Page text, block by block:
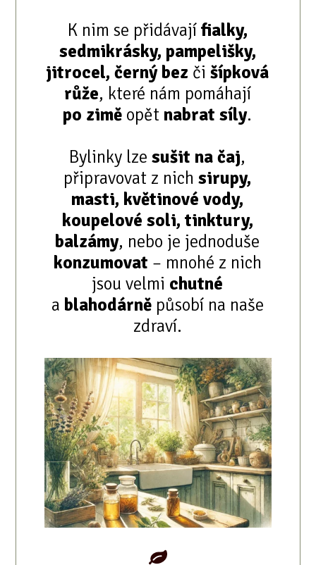
K nim se přidávajífialky,
sedmikrásky, pampelišky,
jitrocel, černý bez čišípková
růže, které nám pomáhají
po zimě opět nabrat síly.​
Bylinky lzesušit na čaj,
připravovat z nichsirupy,
masti, květinové vody,
koupelové soli, tinktury,
balzámy, nebo je jednoduše
konzumovat – mnohé z nich
jsou velmi chutné
a blahodárněpůsobí na naše
zdraví.